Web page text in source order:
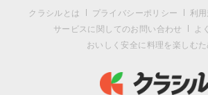
クラシルとは プライバシーポリシー 利
サービスに関してのお問い合わせ
よ
おいしく安全に料理を楽しむた